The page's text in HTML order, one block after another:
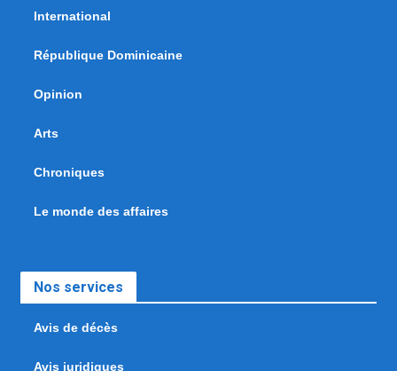
International
République Dominicaine
Opinion
Arts
Chroniques
Le monde des affaires
Nos services
Avis de décès
Avis juridiques